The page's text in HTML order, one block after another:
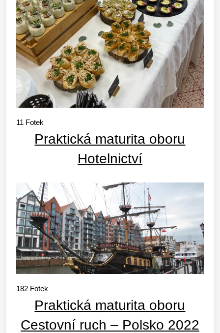
11 Fotek
Praktická maturita oboru
Hotelnictví
182 Fotek
Praktická maturita oboru
Cestovní ruch – Polsko 2022